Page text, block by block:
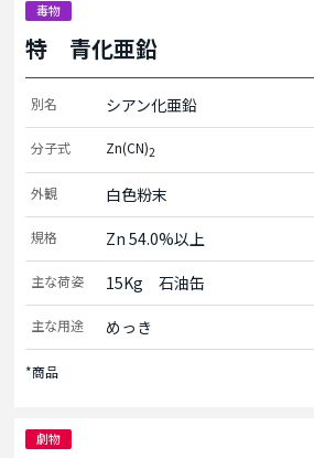
毒物
特 青化亜鉛
別名 シアン化亜鉛
分子式 Zn(CN)2
外観 白色粉末
規格 Zn 54.0%以上
主な荷姿 15Kg　石油缶
主な用途 めっき
*商品
劇物